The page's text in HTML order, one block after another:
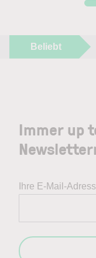
Beliebt
Immer up
Ihre E-Mail-